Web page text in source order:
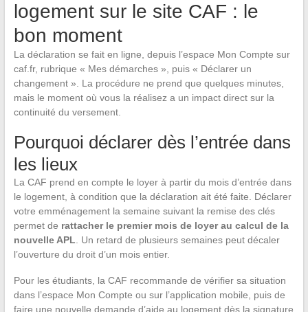
logement sur le site CAF : le
bon moment
La déclaration se fait en ligne, depuis l’espace Mon Compte sur
caf.fr, rubrique « Mes démarches », puis « Déclarer un
changement ». La procédure ne prend que quelques minutes,
mais le moment où vous la réalisez a un impact direct sur la
continuité du versement.
Pourquoi déclarer dès l’entrée dans
les lieux
La CAF prend en compte le loyer à partir du mois d’entrée dans
le logement, à condition que la déclaration ait été faite. Déclarer
votre emménagement la semaine suivant la remise des clés
permet de rattacher le premier mois de loyer au calcul de la
nouvelle APL . Un retard de plusieurs semaines peut décaler
l’ouverture du droit d’un mois entier.
Pour les étudiants, la CAF recommande de vérifier sa situation
dans l’espace Mon Compte ou sur l’application mobile, puis de
faire une nouvelle demande d’aide au logement dès la signature